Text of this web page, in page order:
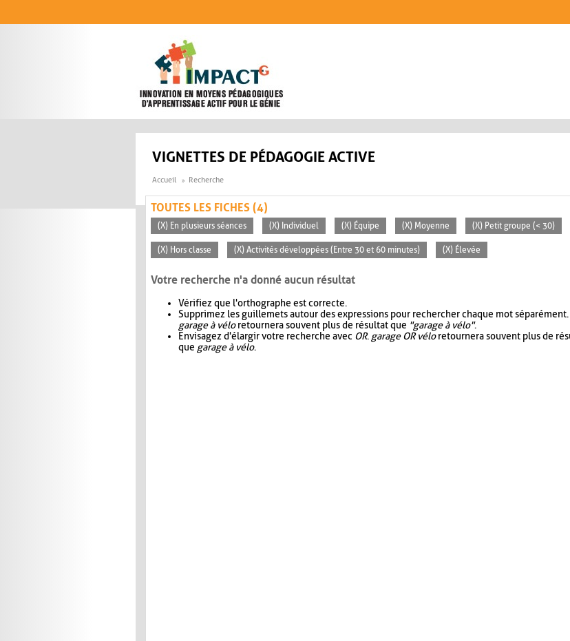
VIGNETTES DE PÉDAGOGIE ACTIVE
Accueil Recherche
TOUTES LES FICHES (4)
(X) En plusieurs séances (X) Individuel (X) Équipe (X) Moyenne (X) Petit groupe (< 30)
(X) Hors classe (X) Activités développées (Entre 30 et 60 minutes) (X) Élevée
Votre recherche n'a donné aucun résultat
Vérifiez que l'orthographe est correcte.
Supprimez les guillemets autour des expressions pour rechercher chaque mot séparément.
garage à véloretournera souvent plus de résultat que "garage à vélo".
Envisagez d'élargir votre recherche avec OR. garage OR véloretournera souvent plus de
que garage à vélo.